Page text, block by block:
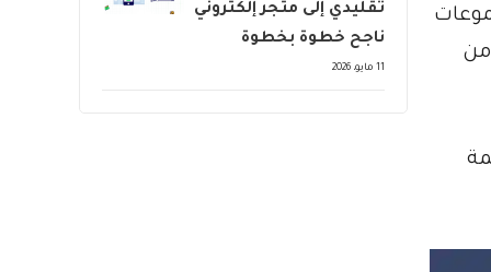
من
تقليدي إلى متجر إلكتروني
ناجح خطوة بخطوة
11 مايو، 2026